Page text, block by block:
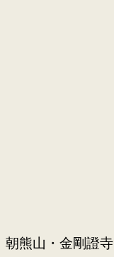
朝熊山・金剛證寺